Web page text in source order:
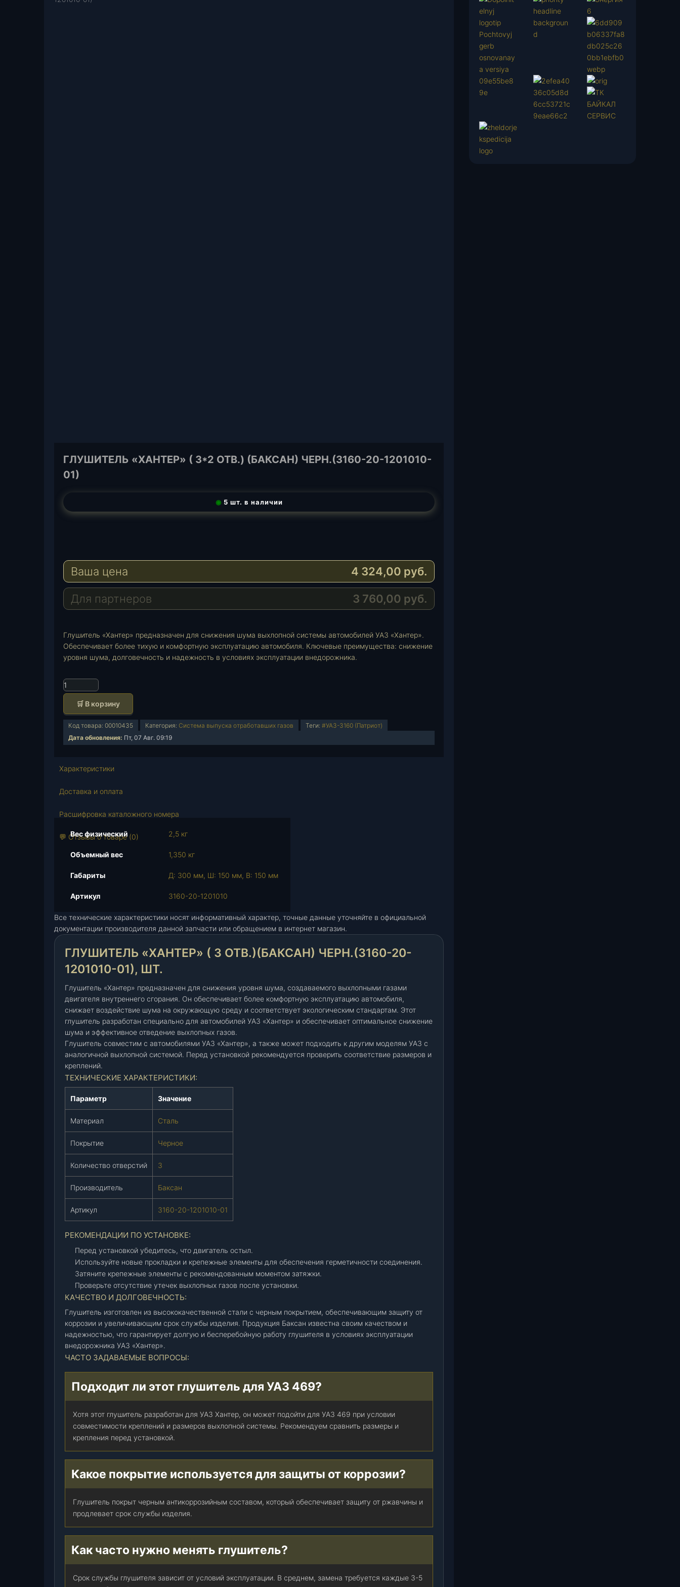
ГЛУШИТЕЛЬ «ХАНТЕР» ( 3*2 ОТВ.) (БАКСАН) ЧЕРН.(3160-20-1201010-
01)
◉ 5 шт. в наличии
e
r
a
m
a
s
A
p
a
i
l
Ваша цена 4 324,00 руб.
Для партнеров 3 760,00 руб.
Глушитель «Хантер» предназначен для снижения шума выхлопной системы автомобилей УАЗ «Хантер».
Обеспечивает более тихую и комфортную эксплуатацию автомобиля. Ключевые преимущества: снижение
уровня шума, долговечность и надежность в условиях эксплуатации внедорожника.
К
о
и
т
о
о
а
и
т
л
ь
Х
а
н
т
е
р
"
(
3
а
с
а
н
(
3
1
6
0
0
1
1
🛒 В корзину
Код товара: 00010435 Категория: Система выпуска отработавших газов Теги: #УАЗ-3160 (Патриот)
Дата обновления: Пт, 07 Авг. 09:19
Характеристики
Доставка и оплата
Расшифровка каталожного номера
💬 Отзывы о товаре (0)
Вес физический 2,5 кг
Объемный вес 1,350 кг
Габариты Д: 300 мм, Ш: 150 мм, В: 150 мм
Артикул 3160-20-1201010
Все технические характеристики носят информативный характер, точные данные уточняйте в официальной
документации производителя данной запчасти или обращением в интернет магазин.
ГЛУШИТЕЛЬ «ХАНТЕР» ( 3 ОТВ.)(БАКСАН) ЧЕРН.(3160-20-
1201010-01), ШТ.
Глушитель «Хантер» предназначен для снижения уровня шума, создаваемого выхлопными газами
двигателя внутреннего сгорания. Он обеспечивает более комфортную эксплуатацию автомобиля,
снижает воздействие шума на окружающую среду и соответствует экологическим стандартам. Этот
глушитель разработан специально для автомобилей УАЗ «Хантер» и обеспечивает оптимальное снижение
шума и эффективное отведение выхлопных газов.
Глушитель совместим с автомобилями УАЗ «Хантер», а также может подходить к другим моделям УАЗ с
аналогичной выхлопной системой. Перед установкой рекомендуется проверить соответствие размеров и
креплений.
ТЕХНИЧЕСКИЕ ХАРАКТЕРИСТИКИ:
Параметр Значение
Материал Сталь
Покрытие Черное
Количество отверстий 3
Производитель Баксан
Артикул 3160-20-1201010-01
РЕКОМЕНДАЦИИ ПО УСТАНОВКЕ:
Перед установкой убедитесь, что двигатель остыл.
Используйте новые прокладки и крепежные элементы для обеспечения герметичности соединения.
Затяните крепежные элементы с рекомендованным моментом затяжки.
Проверьте отсутствие утечек выхлопных газов после установки.
КАЧЕСТВО И ДОЛГОВЕЧНОСТЬ:
Глушитель изготовлен из высококачественной стали с черным покрытием, обеспечивающим защиту от
коррозии и увеличивающим срок службы изделия. Продукция Баксан известна своим качеством и
надежностью, что гарантирует долгую и бесперебойную работу глушителя в условиях эксплуатации
внедорожника УАЗ «Хантер».
ЧАСТО ЗАДАВАЕМЫЕ ВОПРОСЫ:
Подходит ли этот глушитель для УАЗ 469?
Хотя этот глушитель разработан для УАЗ Хантер, он может подойти для УАЗ 469 при условии
совместимости креплений и размеров выхлопной системы. Рекомендуем сравнить размеры и
крепления перед установкой.
Какое покрытие используется для защиты от коррозии?
Глушитель покрыт черным антикоррозийным составом, который обеспечивает защиту от ржавчины и
продлевает срок службы изделия.
Как часто нужно менять глушитель?
Срок службы глушителя зависит от условий эксплуатации. В среднем, замена требуется каждые 3-5